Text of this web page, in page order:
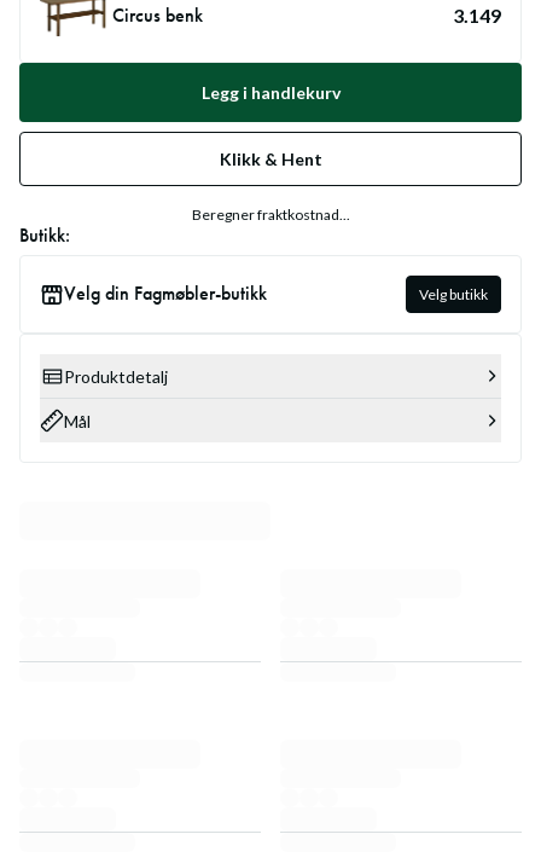
Circus benk 3.149
Legg i handlekurv
Klikk & Hent
Beregner fraktkostnad...
Butikk:
Velg din Fagmøbler-butikk Velg butikk
Produktdetalj
Mål